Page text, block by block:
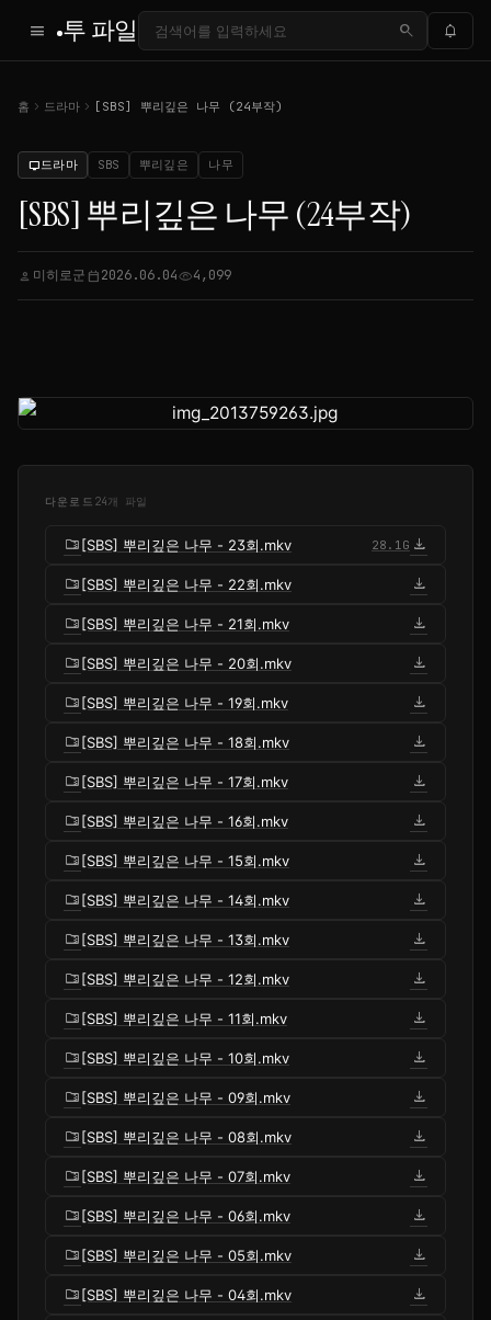
menu 투 파일 search notifications
홈 chevron_right 드라마 chevron_right [SBS] 뿌리깊은 나무 (24부작)
tv드라마 SBS 뿌리깊은 나무
[SBS] 뿌리깊은 나무 (24부작)
person 미히로군 calendar_today2026.06.04visibility4,099
다운로드 24개 파일
folder_zip[SBS] 뿌리깊은 나무 - 23회.mkv 28.1G download
folder_zip[SBS] 뿌리깊은 나무 - 22회.mkv
download
folder_zip[SBS] 뿌리깊은 나무 - 21회.mkv
download
folder_zip[SBS] 뿌리깊은 나무 - 20회.mkv
download
folder_zip[SBS] 뿌리깊은 나무 - 19회.mkv
download
folder_zip[SBS] 뿌리깊은 나무 - 18회.mkv
download
folder_zip[SBS] 뿌리깊은 나무 - 17회.mkv
download
folder_zip[SBS] 뿌리깊은 나무 - 16회.mkv
download
folder_zip[SBS] 뿌리깊은 나무 - 15회.mkv
download
folder_zip[SBS] 뿌리깊은 나무 - 14회.mkv
download
folder_zip[SBS] 뿌리깊은 나무 - 13회.mkv
download
folder_zip[SBS] 뿌리깊은 나무 - 12회.mkv
download
folder_zip[SBS] 뿌리깊은 나무 - 11회.mkv
download
folder_zip[SBS] 뿌리깊은 나무 - 10회.mkv
download
folder_zip[SBS] 뿌리깊은 나무 - 09회.mkv
download
folder_zip[SBS] 뿌리깊은 나무 - 08회.mkv
download
folder_zip[SBS] 뿌리깊은 나무 - 07회.mkv
download
folder_zip[SBS] 뿌리깊은 나무 - 06회.mkv
download
folder_zip[SBS] 뿌리깊은 나무 - 05회.mkv
download
folder_zip[SBS] 뿌리깊은 나무 - 04회.mkv
download